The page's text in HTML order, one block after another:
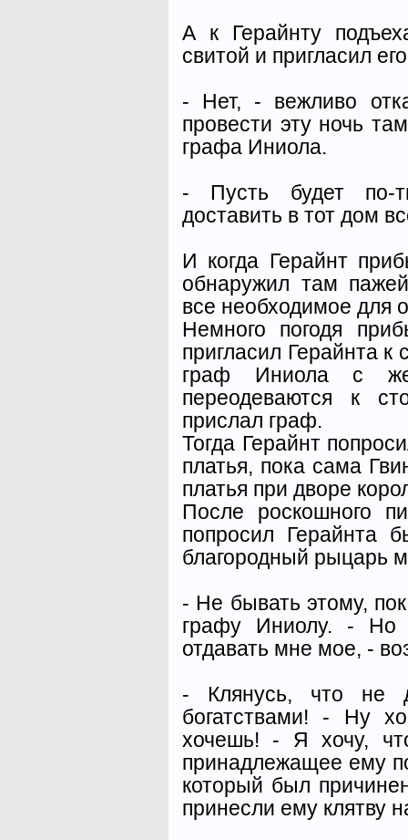
А к Герайнту
свитой и пригласил
- Нет, - вежливо
провести эту ночь
графа Иниола.
- Пусть будет по-
доставить в тот дом
И когда Герайнт
обнаружил там
все необходимое для
Немного погодя
пригласил Герайнта к
граф Иниола с
переодеваются к
прислал граф.
Тогда Герайнт
платья, пока сама
платья при дворе
После роскошного
попросил Герайнта
благородный рыцарь
- Не бывать этому,
графу Иниолу. -
отдавать мне мое, -
- Клянусь, что не
богатствами! - Ну
хочешь! - Я хочу,
принадлежащее ему
который был
принесли ему клятву